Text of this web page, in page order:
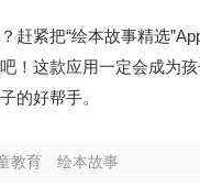
赶紧把“绘本故事精选
！这款应用一定会成为
的好帮手。
教育 绘本故事